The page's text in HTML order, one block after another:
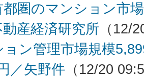
都圏のマンション市
産経済研究所 （12/
ョン管理市場規模
／矢野件 （12/20